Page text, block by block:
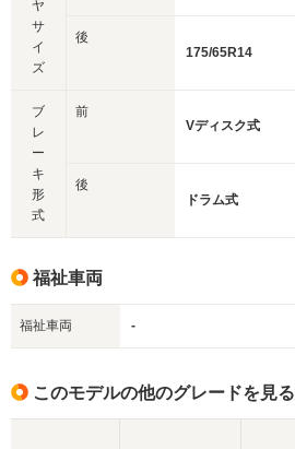
ヤ
サ
イ
ズ
後
175/65R14
ブ
レ
ー
キ
形
式
前
Vディスク式
後
ドラム式
福祉車両
福祉車両 -
このモデルの他のグレードを見る